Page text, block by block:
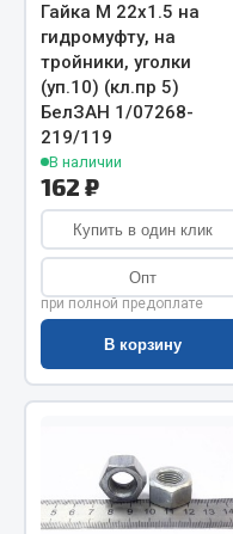
Весь раздел
Цепи подъёмные
Весь раздел
РТИ
Кольца
Лента конвейерная
Манжеты
Прокладки
Рукава высокого
Гайка М 22х1.5 на
гидромуфту, на
тройники, уголки
(уп.10) (кл.пр 5)
БелЗАН 1/07268-
219/119
В наличии
162 ₽
Купить в один клик
Опт
при полной предоплате
В корзину